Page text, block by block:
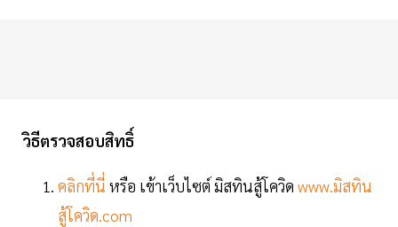
วิธีตรวจสอบสิทธิ์
คลิกที่นี่ หรือ เข้าเว็บไซต์ มิสทินสู้โควิด www.มิสทิน
สู้โควิด.com